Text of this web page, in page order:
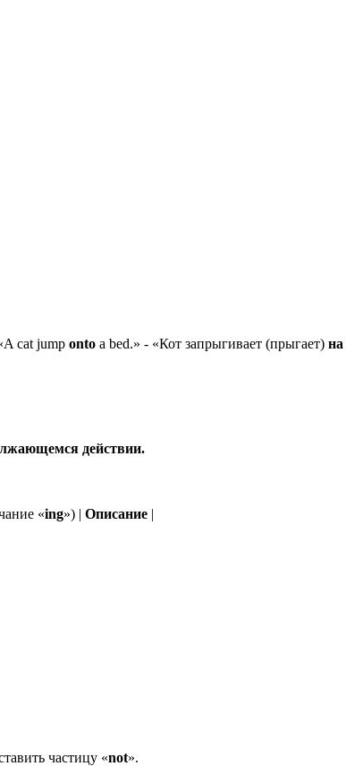
cat jump onto a bed.» - «Кот запрыгивает (прыгает) на
действии.
«ing») | Описание |
частицу «not».